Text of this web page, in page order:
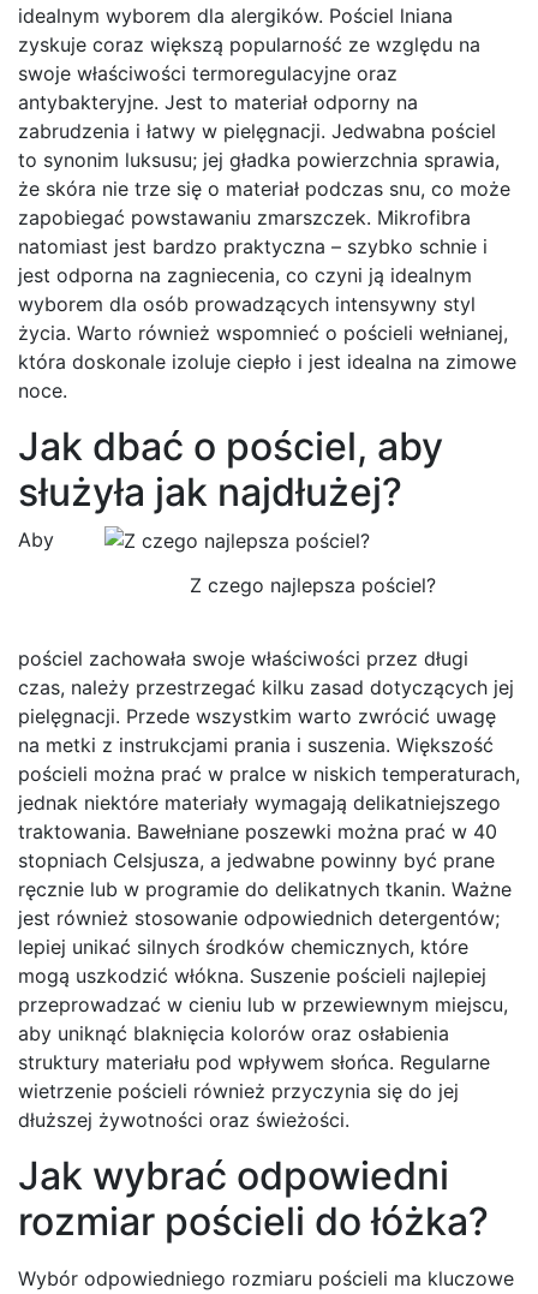
idealnym wyborem dla alergików. Pościel lniana
zyskuje coraz większą popularność ze względu na
swoje właściwości termoregulacyjne oraz
antybakteryjne. Jest to materiał odporny na
zabrudzenia i łatwy w pielęgnacji. Jedwabna pościel
to synonim luksusu; jej gładka powierzchnia sprawia,
że skóra nie trze się o materiał podczas snu, co może
zapobiegać powstawaniu zmarszczek. Mikrofibra
natomiast jest bardzo praktyczna – szybko schnie i
jest odporna na zagniecenia, co czyni ją idealnym
wyborem dla osób prowadzących intensywny styl
życia. Warto również wspomnieć o pościeli wełnianej,
która doskonale izoluje ciepło i jest idealna na zimowe
noce.
Jak dbać o pościel, aby
służyła jak najdłużej?
Z czego najlepsza pościel?
Aby
pościel zachowała swoje właściwości przez długi
czas, należy przestrzegać kilku zasad dotyczących jej
pielęgnacji. Przede wszystkim warto zwrócić uwagę
na metki z instrukcjami prania i suszenia. Większość
pościeli można prać w pralce w niskich temperaturach,
jednak niektóre materiały wymagają delikatniejszego
traktowania. Bawełniane poszewki można prać w 40
stopniach Celsjusza, a jedwabne powinny być prane
ręcznie lub w programie do delikatnych tkanin. Ważne
jest również stosowanie odpowiednich detergentów;
lepiej unikać silnych środków chemicznych, które
mogą uszkodzić włókna. Suszenie pościeli najlepiej
przeprowadzać w cieniu lub w przewiewnym miejscu,
aby uniknąć blaknięcia kolorów oraz osłabienia
struktury materiału pod wpływem słońca. Regularne
wietrzenie pościeli również przyczynia się do jej
dłuższej żywotności oraz świeżości.
Jak wybrać odpowiedni
rozmiar pościeli do łóżka?
Wybór odpowiedniego rozmiaru pościeli ma kluczowe